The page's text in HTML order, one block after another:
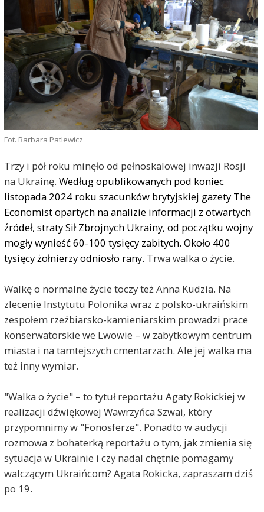
Fot. Barbara Patlewicz
Trzy i pół roku minęło od pełnoskalowej inwazji Rosji
na Ukrainę. Według opublikowanych pod koniec
listopada 2024 roku szacunków brytyjskiej gazety The
Economist opartych na analizie informacji z otwartych
źródeł, straty Sił Zbrojnych Ukrainy, od początku wojny
mogły wynieść 60-100 tysięcy zabitych. Około 400
tysięcy żołnierzy odniosło rany. Trwa walka o życie.
Walkę o normalne życie toczy też Anna Kudzia. Na
zlecenie Instytutu Polonika wraz z polsko-ukraińskim
zespołem rzeźbiarsko-kamieniarskim prowadzi prace
konserwatorskie we Lwowie – w zabytkowym centrum
miasta i na tamtejszych cmentarzach. Ale jej walka ma
też inny wymiar.
"Walka o życie" – to tytuł reportażu Agaty Rokickiej w
realizacji dźwiękowej Wawrzyńca Szwai, który
przypomnimy w "Fonosferze". Ponadto w audycji
rozmowa z bohaterką reportażu o tym, jak zmienia się
sytuacja w Ukrainie i czy nadal chętnie pomagamy
walczącym Ukraińcom? Agata Rokicka, zapraszam dziś
po 19.